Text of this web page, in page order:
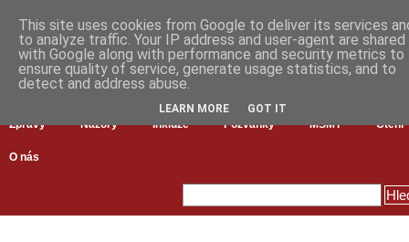
Zprávy Názory Inkluze Pozvánky MŠMT Čtení
O nás
This site uses cookies from Google to deliver its services
to analyze traffic. Your IP address and user-agent are shared
with Google along with performance and security metrics to
ensure quality of service, generate usage statistics, and to
detect and address abuse.
LEARN MORE GOT IT